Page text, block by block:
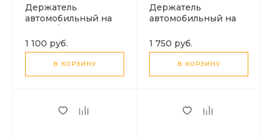
Держатель
автомобильный на
выдвижной, H79,
HOCO, черный
1 100 руб.
В КОРЗИНУ
Держатель
автомобильный на
H83, HOCO,
металлический,
серый
1 750 руб.
В КОРЗИНУ